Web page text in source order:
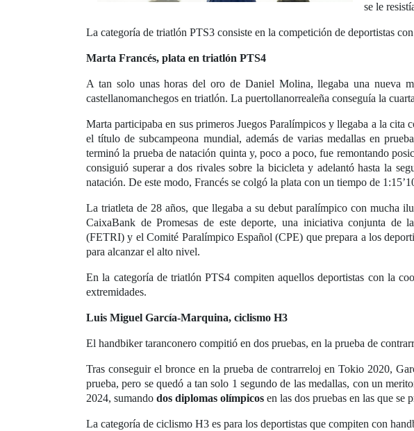
se le
La categoría de triatlón PTS3 consiste en la competición de deportistas
Marta Francés, plata en triatlón PTS4
A tan solo unas horas del oro de Daniel Molina, llegaba una nueva
castellanomanchegos en triatlón. La puertollanorrealeña conseguía la
Marta participaba en sus primeros Juegos Paralímpicos y llegaba a la cita
el título de subcampeona mundial, además de varias medallas en
terminó la prueba de natación quinta y, poco a poco, fue remontando
consiguió superar a dos rivales sobre la bicicleta y adelantó hasta la
natación. De este modo, Francés se colgó la plata con un tiempo de
La triatleta de 28 años, que llegaba a su debut paralímpico con mucha
CaixaBank de Promesas de este deporte, una iniciativa conjunta de
(FETRI) y el Comité Paralímpico Español (CPE) que prepara a los
para alcanzar el alto nivel.
En la categoría de triatlón PTS4 compiten aquellos deportistas con la
extremidades.
Luis Miguel García-Marquina, ciclismo H3
El handbiker taranconero compitió en dos pruebas, en la prueba de
Tras conseguir el bronce en la prueba de contrarreloj en Tokio 2020,
prueba, pero se quedó a tan solo 1 segundo de las medallas, con un
2024, sumando dos diplomas olímpicos en las dos pruebas en las que se
La categoría de ciclismo H3 es para los deportistas que compiten con